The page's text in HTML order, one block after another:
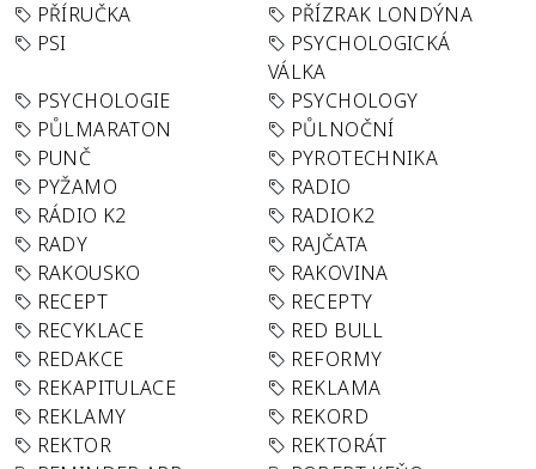
PŘÍRUČKA
PŘÍZRAK LONDÝNA
PSI
PSYCHOLOGICKÁ
VÁLKA
PSYCHOLOGIE
PSYCHOLOGY
PŮLMARATON
PŮLNOČNÍ
PUNČ
PYROTECHNIKA
PYŽAMO
RADIO
RÁDIO K2
RADIOK2
RADY
RAJČATA
RAKOUSKO
RAKOVINA
RECEPT
RECEPTY
RECYKLACE
RED BULL
REDAKCE
REFORMY
REKAPITULACE
REKLAMA
REKLAMY
REKORD
REKTOR
REKTORÁT